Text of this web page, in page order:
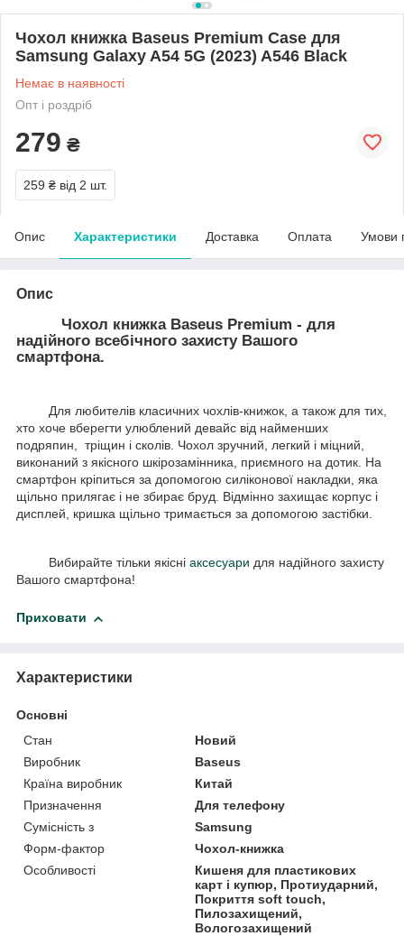
Чохол книжка Baseus Premium Case для
Samsung Galaxy A54 5G (2023) A546 Black
Немає в наявності
Опт і роздріб
279 ₴
259 ₴ від 2 шт.
Опис Характеристики Доставка Оплата Умови
Опис
Чохол книжка Baseus Premium - для
надійного всебічного захисту Вашого
смартфона.
Для любителів класичних чохлів-книжок, а також для тих,
хто хоче вберегти улюблений девайс від найменших
подряпин, тріщин і сколів. Чохол зручний, легкий і міцний,
виконаний з якісного шкірозамінника, приємного на дотик. На
смартфон кріпиться за допомогою силіконової накладки, яка
щільно прилягає і не збирає бруд. Відмінно захищає корпус і
дисплей, кришка щільно тримається за допомогою застібки.
Вибирайте тільки якісні аксесуари для надійного захисту
Вашого смартфона!
Приховати
Характеристики
Основні
Стан
Новий
Виробник
Baseus
Країна виробник
Китай
Призначення
Для телефону
Сумісність з
Samsung
Форм-фактор
Чохол-книжка
Особливості
Кишеня для пластикових
карт і купюр, Протиударний,
Покриття soft touch,
Пилозахищений,
Вологозахищений